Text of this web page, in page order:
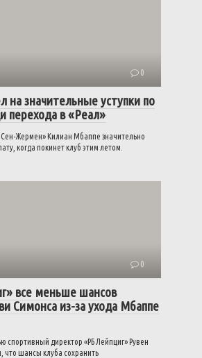
0
на значительные уступки по
перехода в «Реал»
Жермен» Килиан Мбаппе значительно
когда покинет клуб этим летом.
0
все меньше шансов
Симонса из-за ухода Мбаппе
спортивный директор «РБ Лейпциг» Рувен
что шансы клуба сохранить